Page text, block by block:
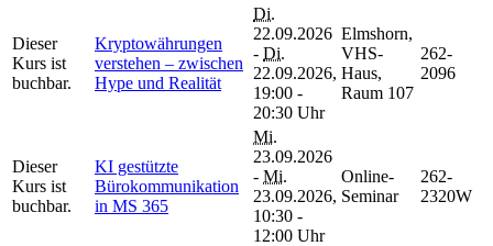
Dieser
Kurs ist
buchbar.
Kryptowährungen
verstehen – zwischen
Hype und Realität
Di.
22.09.2026
- Di.
22.09.2026,
19:00 -
20:30 Uhr
Elmshorn,
VHS-
Haus,
Raum 107
262-
2096
Dieser
Kurs ist
buchbar.
KI gestützte
Bürokommunikation
in MS 365
Mi.
23.09.2026
- Mi.
23.09.2026,
10:30 -
12:00 Uhr
Online-
Seminar
262-
2320W